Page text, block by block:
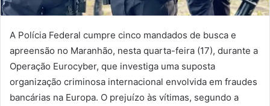
A Polícia Federal cumpre cinco mandados de busca e
apreensão no Maranhão, nesta quarta-feira (17), durante a
Operação Eurocyber, que investiga uma suposta
organização criminosa internacional envolvida em fraudes
bancárias na Europa. O prejuízo às vítimas, segundo a